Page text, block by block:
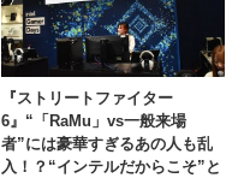
『ストリートファイター
6』“「RaMu」vs一般来場
者”には豪華すぎるあの人も乱
入！？“インテルだからこそ”と